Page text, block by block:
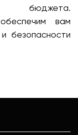
бюджета.
вам
безопасности